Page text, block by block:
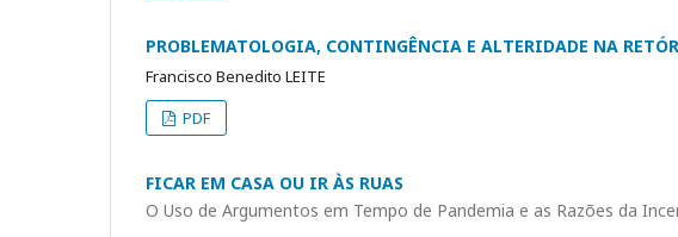
PROBLEMATOLOGIA, CONTINGÊNCIA E ALTERIDADE NA
Francisco Benedito LEITE
PDF
FICAR EM CASA OU IR ÀS RUAS
O Uso de Argumentos em Tempo de Pandemia e as Razões da